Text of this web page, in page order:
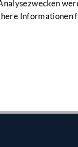
Informationen